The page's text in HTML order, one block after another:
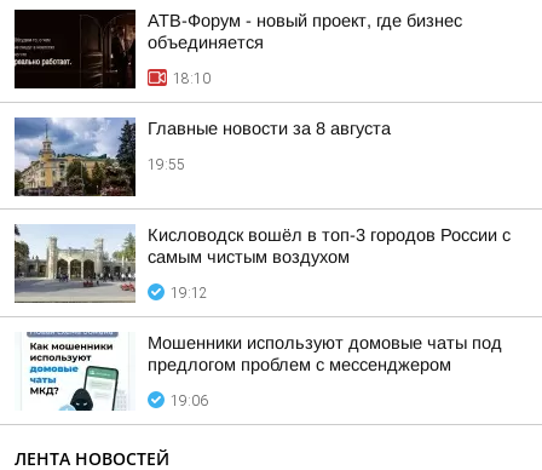
АТВ-Форум - новый проект, где бизнес
объединяется
18:10
Главные новости за 8 августа
19:55
Кисловодск вошёл в топ-3 городов России с
самым чистым воздухом
19:12
Мошенники используют домовые чаты под
предлогом проблем с мессенджером
19:06
ЛЕНТА НОВОСТЕЙ